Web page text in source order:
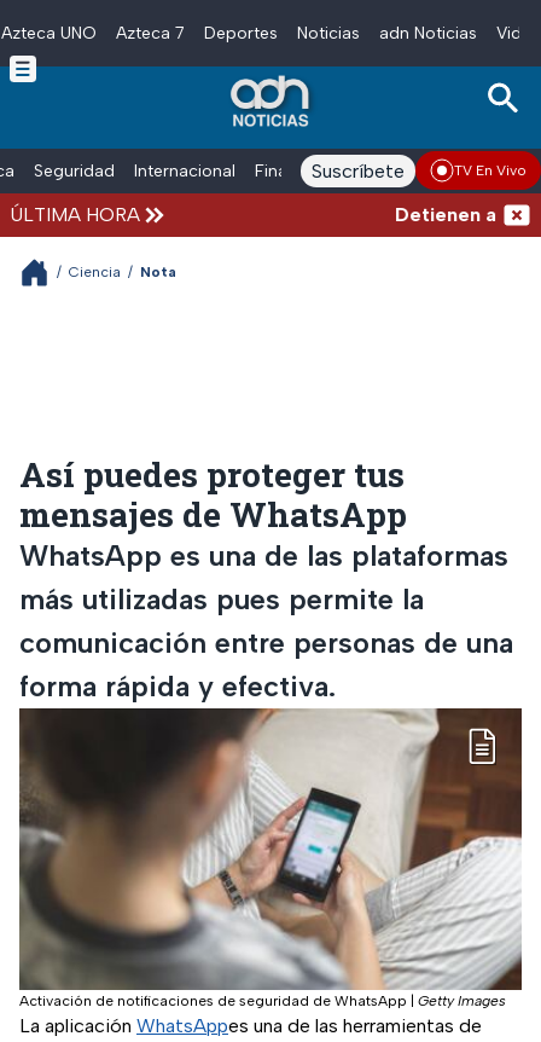
Skip to main content
Azteca UNO Azteca 7 Deportes Noticias adn Noticias
Seguridad Internacional Finanzas adn Noticias Radio
Suscríbete TV En Vivo
ÚLTIMA HORA Detienen al
/ Ciencia / Nota
Así puedes proteger tus
mensajes de WhatsApp
WhatsApp es una de las plataformas
más utilizadas pues permite la
comunicación entre personas de una
forma rápida y efectiva.
Activación de notificaciones de seguridad de WhatsApp Getty Images
La aplicación WhatsAppes una de las herramientas de